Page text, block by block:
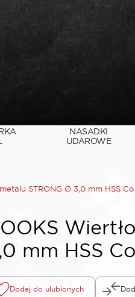
NASADKI
UDAROWE
STRONG ∅ 3,0 mm HSS
mm HSS
Dodaj do ulubionych